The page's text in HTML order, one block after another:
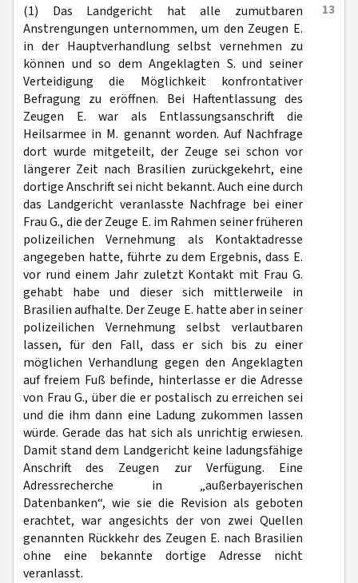
13
(1) Das Landgericht hat alle zumutbaren
Anstrengungen unternommen, um den Zeugen E.
in der Hauptverhandlung selbst vernehmen zu
können und so dem Angeklagten S. und seiner
Verteidigung die Möglichkeit konfrontativer
Befragung zu eröffnen. Bei Haftentlassung des
Zeugen E. war als Entlassungsanschrift die
Heilsarmee in M. genannt worden. Auf Nachfrage
dort wurde mitgeteilt, der Zeuge sei schon vor
längerer Zeit nach Brasilien zurückgekehrt, eine
dortige Anschrift sei nicht bekannt. Auch eine durch
das Landgericht veranlasste Nachfrage bei einer
Frau G., die der Zeuge E. im Rahmen seiner früheren
polizeilichen Vernehmung als Kontaktadresse
angegeben hatte, führte zu dem Ergebnis, dass E.
vor rund einem Jahr zuletzt Kontakt mit Frau G.
gehabt habe und dieser sich mittlerweile in
Brasilien aufhalte. Der Zeuge E. hatte aber in seiner
polizeilichen Vernehmung selbst verlautbaren
lassen, für den Fall, dass er sich bis zu einer
möglichen Verhandlung gegen den Angeklagten
auf freiem Fuß befinde, hinterlasse er die Adresse
von Frau G., über die er postalisch zu erreichen sei
und die ihm dann eine Ladung zukommen lassen
würde. Gerade das hat sich als unrichtig erwiesen.
Damit stand dem Landgericht keine ladungsfähige
Anschrift des Zeugen zur Verfügung. Eine
Adressrecherche in „außerbayerischen
Datenbanken“, wie sie die Revision als geboten
erachtet, war angesichts der von zwei Quellen
genannten Rückkehr des Zeugen E. nach Brasilien
ohne eine bekannte dortige Adresse nicht
veranlasst.